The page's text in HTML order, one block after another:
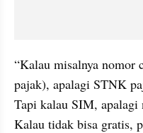
“Kalau misalnya nomor
pajak), apalagi STNK
Tapi kalau SIM, apalagi
Kalau tidak bisa gratis,